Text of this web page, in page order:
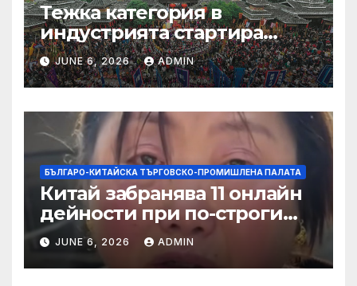
Тежка категория в
индустрията стартира
алианс за космическа
слънчева енергия
JUNE 6, 2026 ADMIN
БЪЛГАРО-КИТАЙСКА ТЪРГОВСКО-ПРОМИШЛЕНА ПАЛАТА
Китай забранява 11 онлайн
дейности при по-строги
правила за ограничаване на
слуховете и
кибернасилниците
JUNE 6, 2026 ADMIN